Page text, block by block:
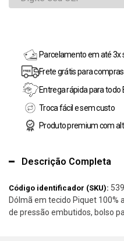
Parcelamento em até 3x
Frete grátis para
Entrega rápida para todo
Troca fácil e sem custo
Produto premium com
Descrição Completa
Código identificador (SKU):
Dólmã em tecido Piquet
de pressão embutidos, bolso